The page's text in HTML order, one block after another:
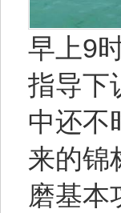
早上9
指导下
中还不
来的锦
磨基本